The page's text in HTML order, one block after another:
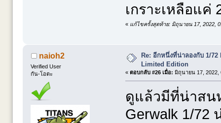
เกราะเหลือแ
« แก้ไขครั้งสุดท้าย: มิถุนายน 17, 2022,
naioh2
Verified User
กัน-โอตะ
Re: อีกหนึ่งที่น่าลองกับ 1/72
Limited Edition
« ตอบกลับ #26 เมื่อ: มิถุนายน 17, 2022,
ดูแล้วมีที่น่าสน
Gerwalk 1/72